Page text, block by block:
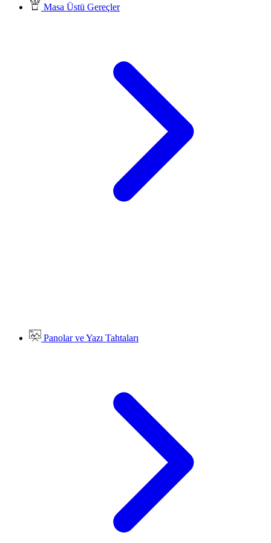
Masa Üstü Gereçler
Panolar ve Yazı Tahtaları